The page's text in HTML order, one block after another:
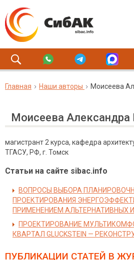
Главная Наши авторы Моисеева
Моисеева
магистрант 2 курса, кафедра
ТГАСУ, РФ, г. Томск
Статьи на сайте sibac.info
ВОПРОСЫ ВЫБОРА
ПРОЕКТИРОВАНИЯ
ПРИМЕНЕНИЕМ АЛЬТЕРНАТИВНЫХ
ПРОЕКТИРОВАНИЕ
КВАРТАЛ GLUCKSTEIN —
ПУБЛИКАЦИИ СТАТЕЙ В